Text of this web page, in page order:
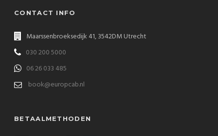
CONTACT INFO
Maarssenbroeksedijk 41, 3542DM Utrecht
030 200 5000
06 26 033 485
book@europcab.nl
BETAALMETHODEN